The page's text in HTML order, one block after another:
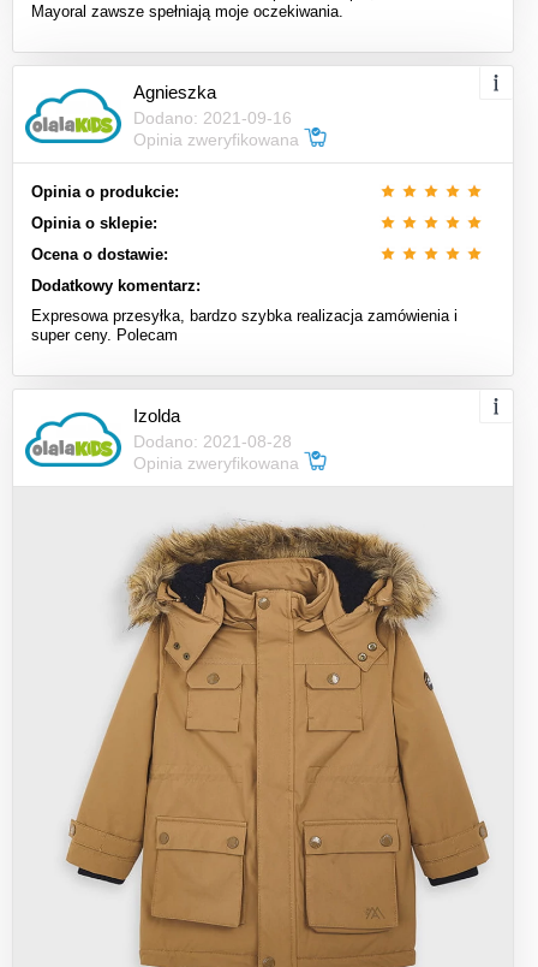
Mayoral zawsze spełniają moje oczekiwania.
Agnieszka
Dodano: 2021-09-16
Opinia zweryfikowana
Opinia o produkcie:
Opinia o sklepie:
Ocena o dostawie:
Dodatkowy komentarz:
Expresowa przesyłka, bardzo szybka realizacja zamówienia i
super ceny. Polecam
Izolda
Dodano: 2021-08-28
Opinia zweryfikowana